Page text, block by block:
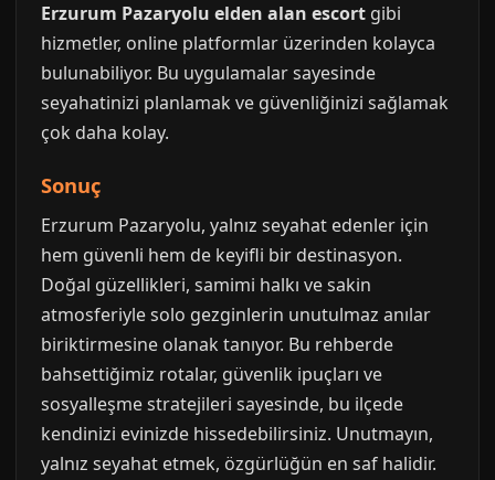
Erzurum Pazaryolu elden alan escort gibi
hizmetler, online platformlar üzerinden kolayca
bulunabiliyor. Bu uygulamalar sayesinde
seyahatinizi planlamak ve güvenliğinizi sağlamak
çok daha kolay.
Sonuç
Erzurum Pazaryolu, yalnız seyahat edenler için
hem güvenli hem de keyifli bir destinasyon.
Doğal güzellikleri, samimi halkı ve sakin
atmosferiyle solo gezginlerin unutulmaz anılar
biriktirmesine olanak tanıyor. Bu rehberde
bahsettiğimiz rotalar, güvenlik ipuçları ve
sosyalleşme stratejileri sayesinde, bu ilçede
kendinizi evinizde hissedebilirsiniz. Unutmayın,
yalnız seyahat etmek, özgürlüğün en saf halidir.